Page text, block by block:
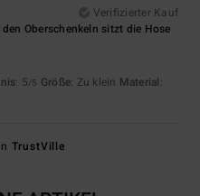
Verifizierter Kauf
Oberschenkeln sitzt die Hose
: 5/5 Größe: Zu klein Material:
TrustVille